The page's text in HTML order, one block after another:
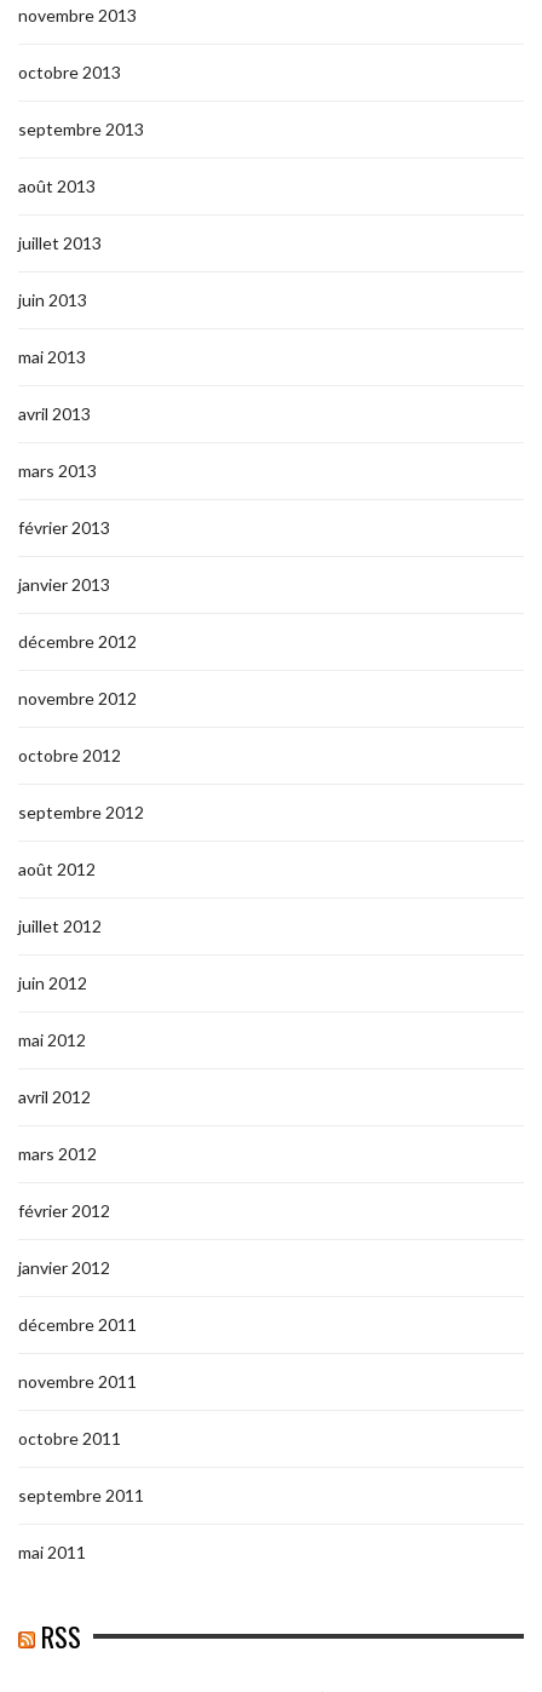
novembre 2013
octobre 2013
septembre 2013
août 2013
juillet 2013
juin 2013
mai 2013
avril 2013
mars 2013
février 2013
janvier 2013
décembre 2012
novembre 2012
octobre 2012
septembre 2012
août 2012
juillet 2012
juin 2012
mai 2012
avril 2012
mars 2012
février 2012
janvier 2012
décembre 2011
novembre 2011
octobre 2011
septembre 2011
mai 2011
RSS